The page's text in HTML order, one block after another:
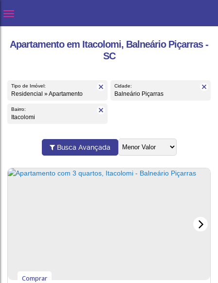
Apartamento em Itacolomi, Balneário Piçarras -
SC
Tipo de Imóvel:
Residencial » Apartamento
Cidade:
Balneário Piçarras
Bairro:
Itacolomi
Busca Avançada
Comprar